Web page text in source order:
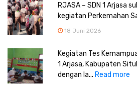
RJASA – SDN 1 Arjasa
kegiatan Perkemahan
18 Juni 2026
Kegiatan Tes
1 Arjasa, Kabupaten
dengan la... Read more